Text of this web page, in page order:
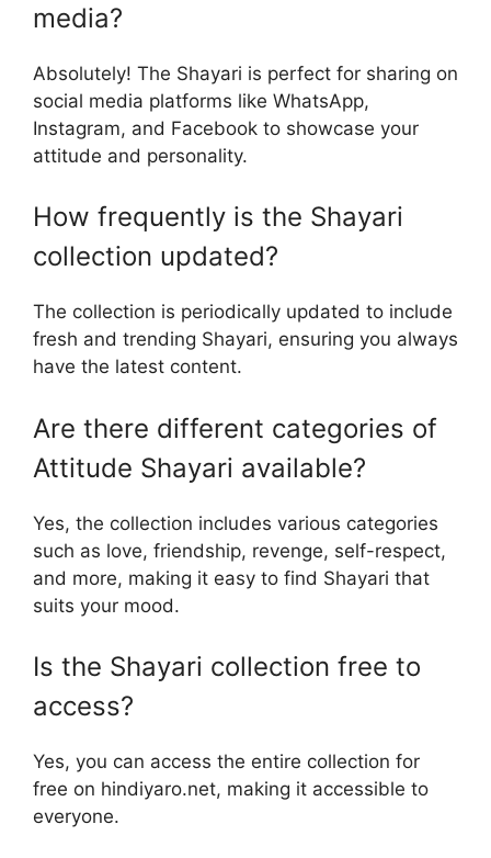
media?
Absolutely! The Shayari is perfect for sharing on
social media platforms like WhatsApp,
Instagram, and Facebook to showcase your
attitude and personality.
How frequently is the Shayari
collection updated?
The collection is periodically updated to include
fresh and trending Shayari, ensuring you always
have the latest content.
Are there different categories of
Attitude Shayari available?
Yes, the collection includes various categories
such as love, friendship, revenge, self-respect,
and more, making it easy to find Shayari that
suits your mood.
Is the Shayari collection free to
access?
Yes, you can access the entire collection for
free on hindiyaro.net, making it accessible to
everyone.